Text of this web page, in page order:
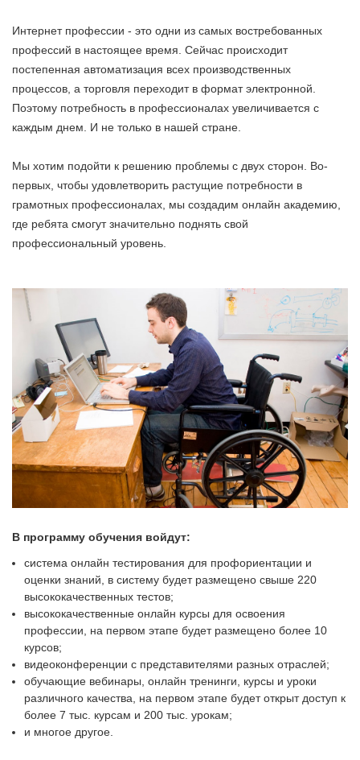
Интернет профессии - это одни из самых востребованных
профессий в настоящее время. Сейчас происходит
постепенная автоматизация всех производственных
процессов, а торговля переходит в формат электронной.
Поэтому потребность в профессионалах увеличивается с
каждым днем. И не только в нашей стране.
Мы хотим подойти к решению проблемы с двух сторон. Во-
первых, чтобы удовлетворить растущие потребности в
грамотных профессионалах, мы создадим онлайн академию,
где ребята смогут значительно поднять свой
профессиональный уровень.
В программу обучения войдут:
система онлайн тестирования для профориентации и
оценки знаний, в систему будет размещено свыше 220
высококачественных тестов;
высококачественные онлайн курсы для освоения
профессии, на первом этапе будет размещено более 10
курсов;
видеоконференции с представителями разных отраслей;
обучающие вебинары, онлайн тренинги, курсы и уроки
различного качества, на первом этапе будет открыт доступ к
более 7 тыс. курсам и 200 тыс. урокам;
и многое другое.